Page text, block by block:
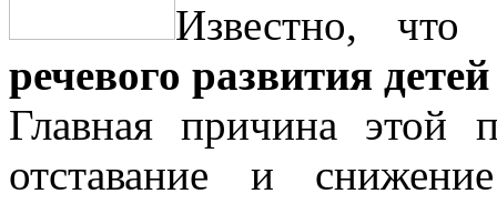
Известно,
речевого развития
Главная причина
отставание и